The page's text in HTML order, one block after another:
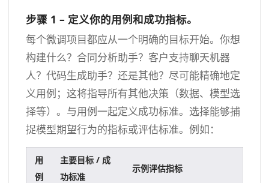
步骤 1 – 定义你的用例和成功指标。
每个微调项目都应从一个明确的目标开始。你想
构建什么？合同分析助手？客户支持聊天机器
人？代码生成助手？还是其他？尽可能精确地定
义用例；这将指导所有其他决策（数据、模型选
择等）。与用例一起定义成功标准。选择能够捕
捉模型期望行为的指标或评估标准。例如：
用
例
主要目标 / 成
功标准
示例评估指标